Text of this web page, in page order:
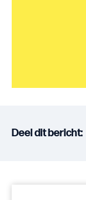
Deel dit bericht: